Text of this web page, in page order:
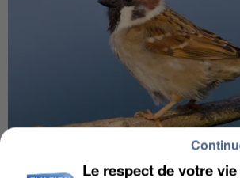
Le respect de votre